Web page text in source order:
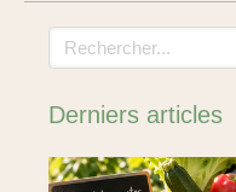
Rechercher
Derniers articles